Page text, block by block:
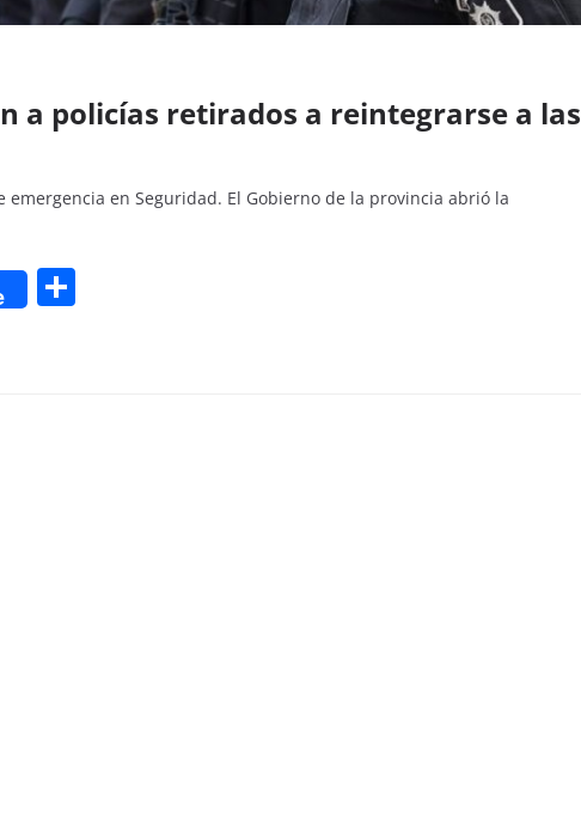
a policías retirados a reintegrarse a las
emergencia en Seguridad. El Gobierno de la provincia abrió la